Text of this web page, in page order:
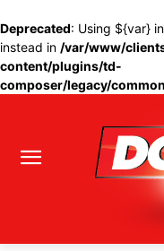
Deprecated: Using ${var}
instead in /var/www/
content/plugins/td-
composer/legacy/